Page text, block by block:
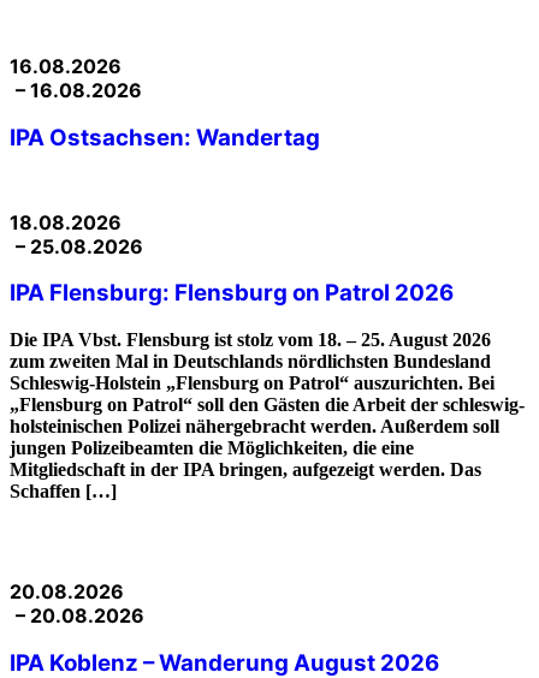
16.08.2026
– 16.08.2026
IPA Ostsachsen: Wandertag
18.08.2026
– 25.08.2026
IPA Flensburg: Flensburg on Patrol 2026
Die IPA Vbst. Flensburg ist stolz vom 18. – 25. August 2026
zum zweiten Mal in Deutschlands nördlichsten Bundesland
Schleswig-Holstein „Flensburg on Patrol“ auszurichten. Bei
„Flensburg on Patrol“ soll den Gästen die Arbeit der schleswig-
holsteinischen Polizei nähergebracht werden. Außerdem soll
jungen Polizeibeamten die Möglichkeiten, die eine
Mitgliedschaft in der IPA bringen, aufgezeigt werden. Das
Schaffen […]
20.08.2026
– 20.08.2026
IPA Koblenz – Wanderung August 2026